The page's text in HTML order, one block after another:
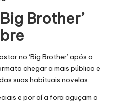
Brother’
no ‘Big Brother’ após o
chegar a mais público e
suas habituais novelas.
e por aí a fora aguçam o